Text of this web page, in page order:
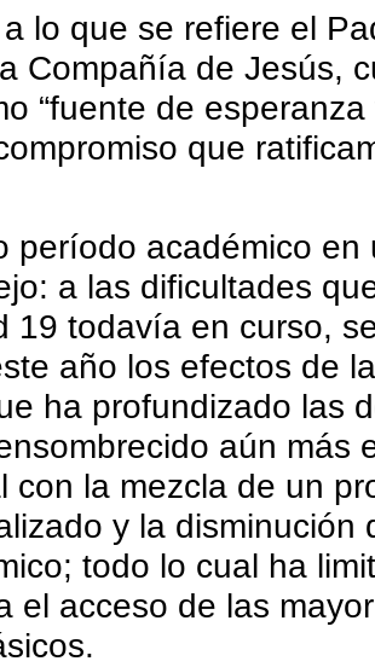
lo que se refiere el
Compañía de Jesús,
“fuente de esperanza
que
período académico en
a las dificultades
19 todavía en curso,
año los efectos de
ha profundizado las
aún más
con la mezcla de un
y la disminución
todo lo cual ha
el acceso de las